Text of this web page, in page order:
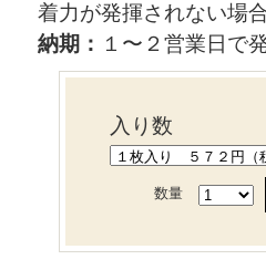
着力が発揮されない場
納期： １〜２営業日で
入り数
数量